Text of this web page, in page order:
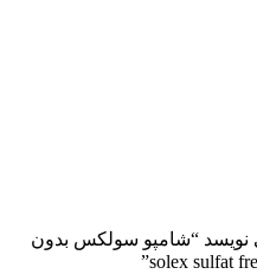
نویسد “شامپو سولکس بدون